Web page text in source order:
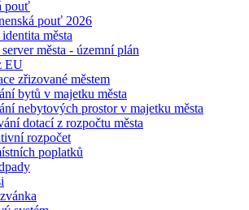
pouť
pouť 2026
města
města - územní plán
EU
zřizované městem
bytů v majetku města
nebytových prostor v majetku města
dotací z rozpočtu města
rozpočet
poplatků